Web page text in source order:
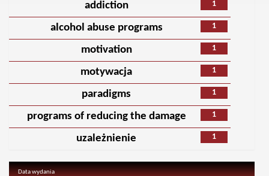
1
addiction
1
alcohol abuse programs
1
motivation
1
motywacja
1
paradigms
1
programs of reducing the damage
1
uzależnienie
Data wydania